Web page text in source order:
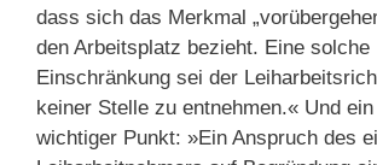
dass sich das Merkmal
den Arbeitsplatz bezieht. Eine solche
Einschränkung sei der
keiner Stelle zu entnehmen.« Und
wichtiger Punkt: »Ein Anspruch des